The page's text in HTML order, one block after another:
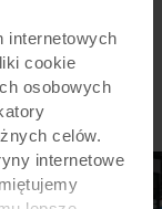
internetowych
cookie
osobowych
celów.
internetowe